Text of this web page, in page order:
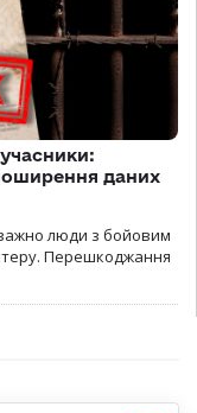
даних
люди з бойовим
Перешкоджання